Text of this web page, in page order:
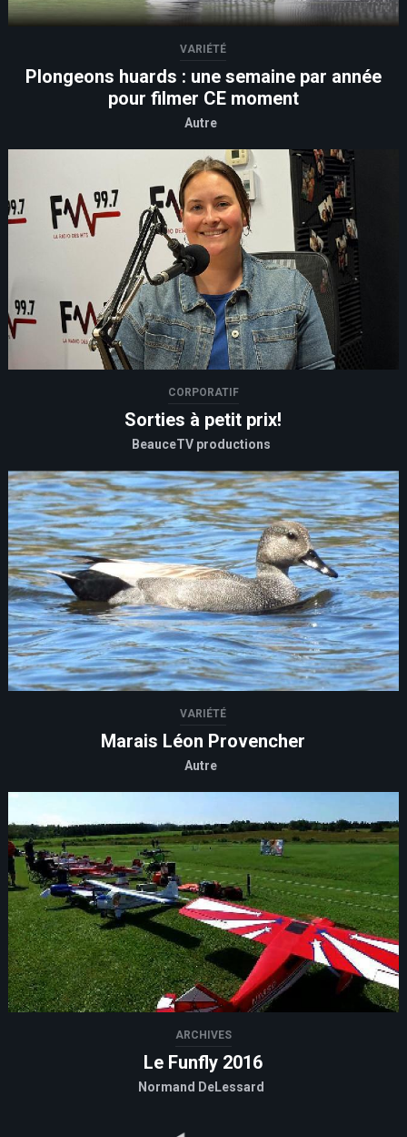
VARIÉTÉ
Plongeons huards : une semaine par année
pour filmer CE moment
Autre
CORPORATIF
Sorties à petit prix!
BeauceTV productions
VARIÉTÉ
Marais Léon Provencher
Autre
ARCHIVES
Le Funfly 2016
Normand DeLessard